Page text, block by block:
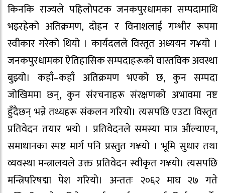
किनकि राज्यले पहिलोपटक जनकपुरधामका सम्पदामाथि
भइरहेको अतिक्रमण, दोहन र विनाशलाई गम्भीर रूपमा
स्वीकार गरेको थियो । कार्यदलले विस्तृत अध्ययन ग¥यो ।
जनकपुरधामका ऐतिहासिक सम्पदाहरूको वास्तविक अवस्था
बुझ्यो। कहाँ–कहाँ अतिक्रमण भएको छ, कुन सम्पदा
जोखिममा छन्, कुन संरचनाहरू संरक्षणको अभावमा नष्ट
हुँदैछन् भन्ने तथ्यहरू संकलन गरियो। त्यसपछि एउटा विस्तृत
प्रतिवेदन तयार भयो । प्रतिवेदनले समस्या मात्र औंल्याएन,
समाधानका स्पष्ट मार्ग पनि प्रस्तुत ग¥यो । भूमि सुधार तथा
व्यवस्था मन्त्रालयले उक्त प्रतिवेदन स्वीकृत ग¥यो। त्यसपछि
मन्त्रिपरिषद्मा पेश गरियो। अन्ततः २०६२ माघ २७ गते